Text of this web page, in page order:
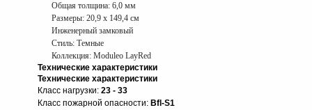
Общая толщина: 6,0 мм
Размеры: 20,9 x 149,4 см
Инженерный замковый
Стиль: Темные
Коллекция: Moduleo LayRed
Технические характеристики
Технические характеристики
Класс нагрузки: 23 - 33
Класс пожарной опасности: Bfl-S1